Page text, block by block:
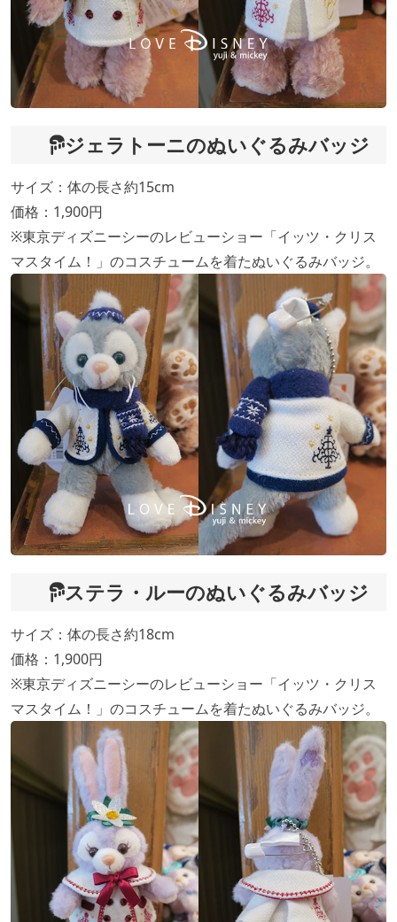
ジェラトーニのぬいぐるみバッジ
サイズ：体の長さ約15cm
価格：1,900円
※東京ディズニーシーのレビューショー「イッツ・クリス
マスタイム！」のコスチュームを着たぬいぐるみバッジ。
ステラ・ルーのぬいぐるみバッジ
サイズ：体の長さ約18cm
価格：1,900円
※東京ディズニーシーのレビューショー「イッツ・クリス
マスタイム！」のコスチュームを着たぬいぐるみバッジ。